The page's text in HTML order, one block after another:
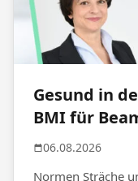
Gesund in
BMI für
06.08.2026
Normen Sträche